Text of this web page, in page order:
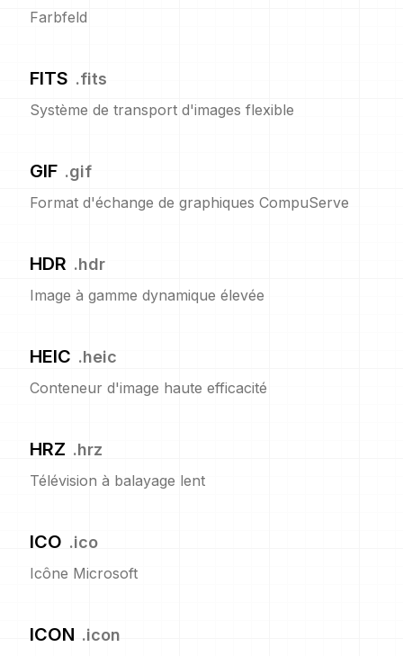
Farbfeld
FITS .fits
Système de transport d'images flexible
GIF .gif
Format d'échange de graphiques CompuServe
HDR .hdr
Image à gamme dynamique élevée
HEIC .heic
Conteneur d'image haute efficacité
HRZ .hrz
Télévision à balayage lent
ICO .ico
Icône Microsoft
ICON .icon